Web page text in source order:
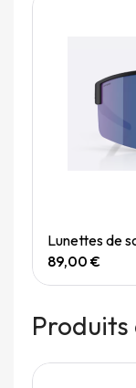
Lunettes de
89,00 €
Produits